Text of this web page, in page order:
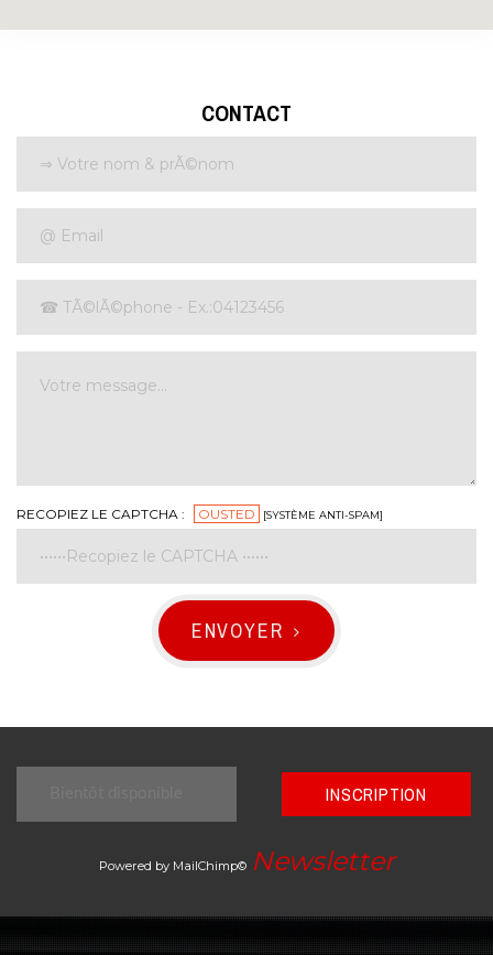
CONTACT
RECOPIEZ LE CAPTCHA : OUSTED [SYSTÈME ANTI-SPAM]
ENVOYER
INSCRIPTION
Powered by MailChimp© Newsletter